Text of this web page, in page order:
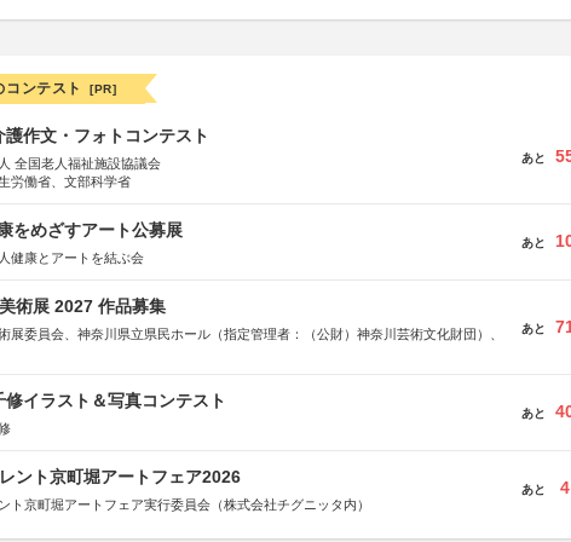
コンテスト [PR]
護作文・フォトコンテスト
全国老人福祉施設協議会
労働省、文部科学省
あと
をめざすアート公募展
健康とアートを結ぶ会
あと
術展 2027 作品募集
展委員会、神奈川県立県民ホール（指定管理者：（公財）神奈川芸術文化財団）、
あと
修イラスト＆写真コンテスト
あと
ント京町堀アートフェア2026
ト京町堀アートフェア実行委員会（株式会社チグニッタ内）
あと 4